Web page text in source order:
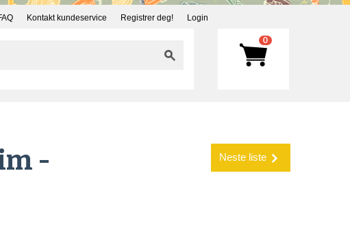
Kontakt kundeservice Registrer deg! Login
0
Neste liste
-